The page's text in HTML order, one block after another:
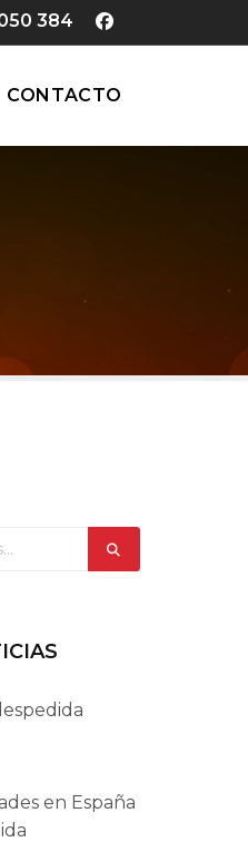
384
CONTACTO
en España